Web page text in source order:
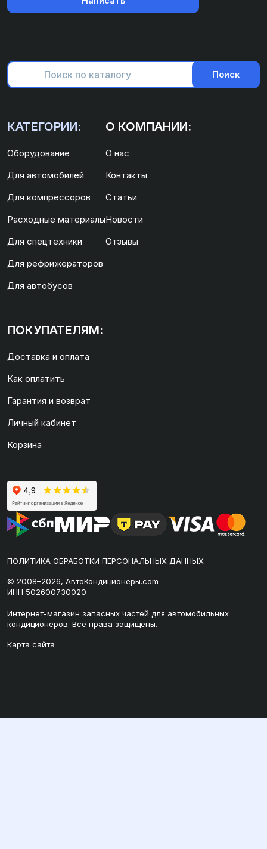
Поиск
КАТЕГОРИИ:
Оборудование
Для автомобилей
Для компрессоров
Расходные материалы
Для спецтехники
Для рефрижераторов
Для автобусов
О КОМПАНИИ:
О нас
Контакты
Статьи
Новости
Отзывы
ПОКУПАТЕЛЯМ:
Доставка и оплата
Как оплатить
Гарантия и возврат
Личный кабинет
Корзина
ПОЛИТИКА ОБРАБОТКИ ПЕРСОНАЛЬНЫХ ДАННЫХ
© 2008–2026, АвтоКондиционеры.com
ИНН 502600730020
Интернет-магазин запасных частей для автомобильных
кондиционеров. Все права защищены.
Карта сайта